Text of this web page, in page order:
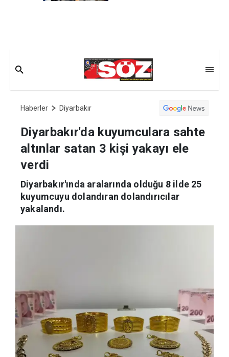
Diyarbakır'da kuyumculara sahte
altınlar satan 3 kişi yakayı ele
verdi
Diyarbakır'ında aralarında olduğu 8 ilde 25
kuyumcuyu dolandıran dolandırıcılar